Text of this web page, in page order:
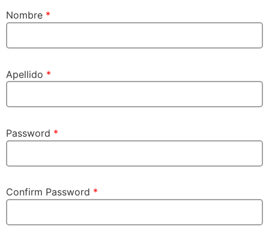
Nombre *
Apellido *
Password *
Confirm Password *